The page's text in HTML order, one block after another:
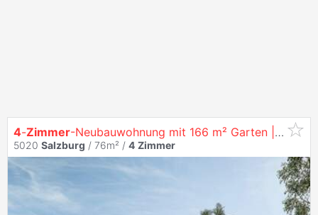
4-Zimmer-Neubauwohnung mit 166 m² Garten |
5020 Salzburg / 76m² / 4 Zimmer